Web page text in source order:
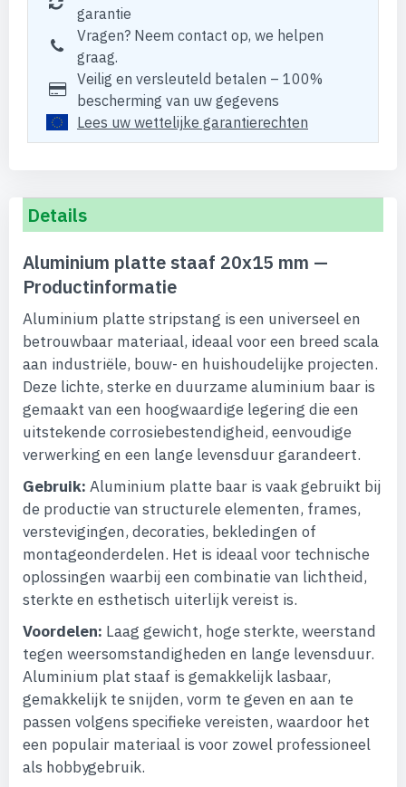
garantie
Vragen? Neem contact op, we helpen
graag.
Veilig en versleuteld betalen – 100%
bescherming van uw gegevens
Lees uw wettelijke garantierechten
Details
Aluminium platte staaf 20x15 mm —
Productinformatie
Aluminium platte stripstang is een universeel en
betrouwbaar materiaal, ideaal voor een breed scala
aan industriële, bouw- en huishoudelijke projecten.
Deze lichte, sterke en duurzame aluminium baar is
gemaakt van een hoogwaardige legering die een
uitstekende corrosiebestendigheid, eenvoudige
verwerking en een lange levensduur garandeert.
Gebruik: Aluminium platte baar is vaak gebruikt bij
de productie van structurele elementen, frames,
verstevigingen, decoraties, bekledingen of
montageonderdelen. Het is ideaal voor technische
oplossingen waarbij een combinatie van lichtheid,
sterkte en esthetisch uiterlijk vereist is.
Voordelen: Laag gewicht, hoge sterkte, weerstand
tegen weersomstandigheden en lange levensduur.
Aluminium plat staaf is gemakkelijk lasbaar,
gemakkelijk te snijden, vorm te geven en aan te
passen volgens specifieke vereisten, waardoor het
een populair materiaal is voor zowel professioneel
als hobbygebruik.